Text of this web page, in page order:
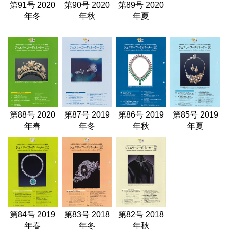
第91号 2020
年冬
第90号 2020
年秋
第89号 2020
年夏
第88号 2020
年春
第87号 2019
年冬
第86号 2019
年秋
第85号 2019
年夏
第84号 2019
年春
第83号 2018
年冬
第82号 2018
年秋